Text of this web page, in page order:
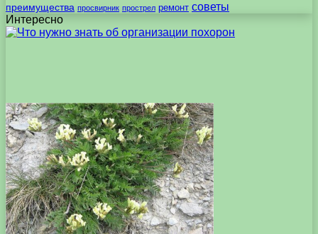
преимущества просвирник прострел ремонт советы
Интересно